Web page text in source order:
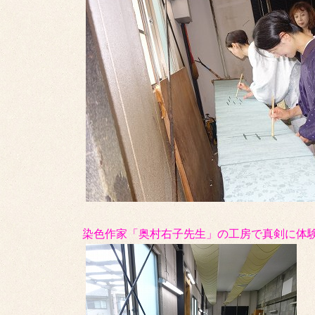
染色作家「奥村右子先生」の工房で真剣に体